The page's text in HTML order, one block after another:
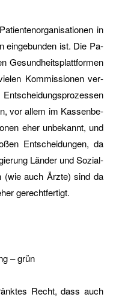
in
ein­ge­bun­den ist. Die Pa­
Ge­sund­heits­platt­for­men
Kom­mis­sio­nen ver­
vor allem im Kas­sen­be­
eher un­be­kannt, und
Ent­schei­dun­gen, da
Län­der und So­zi­al­
(wie auch Ärzte) sind da
ge­recht­fer­tigt.
– grün
Recht, dass auch